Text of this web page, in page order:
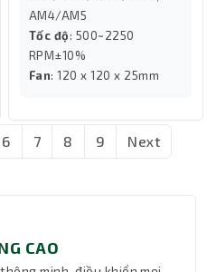
AM4/AM5
Tốc độ: 500~2250
RPM±10%
Fan: 120 x 120 x 25mm
6 7 8 9 Next
CAO